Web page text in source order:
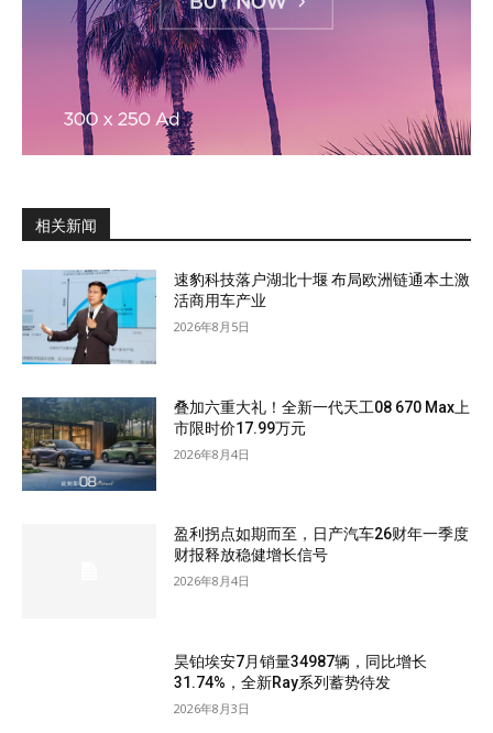
相关新闻
速豹科技落户湖北十堰 布局欧洲链通本土激
活商用车产业
2026年8月5日
叠加六重大礼！全新一代天工08 670 Max上
市限时价17.99万元
2026年8月4日
盈利拐点如期而至，日产汽车26财年一季度
财报释放稳健增长信号
2026年8月4日
昊铂埃安7月销量34987辆，同比增长
31.74%，全新Ray系列蓄势待发
2026年8月3日